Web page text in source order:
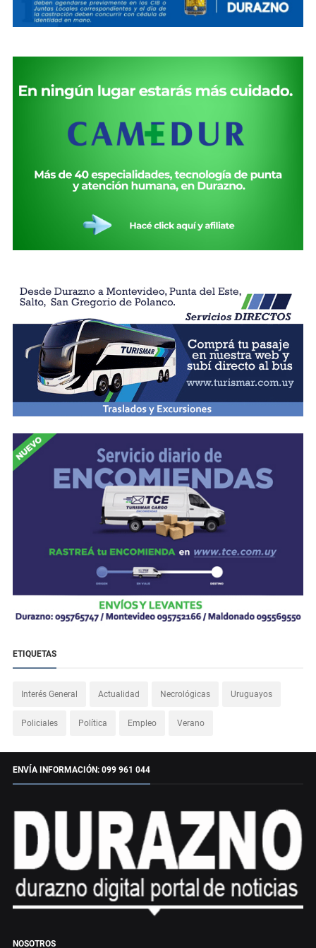
ETIQUETAS
Interés General Actualidad Necrológicas Uruguayos
Policiales Política Empleo Verano
ENVÍA INFORMACIÓN: 099 961 044
NOSOTROS